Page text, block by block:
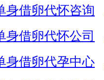
身借卵代怀咨询
身借卵代怀公司
身借卵代孕中心